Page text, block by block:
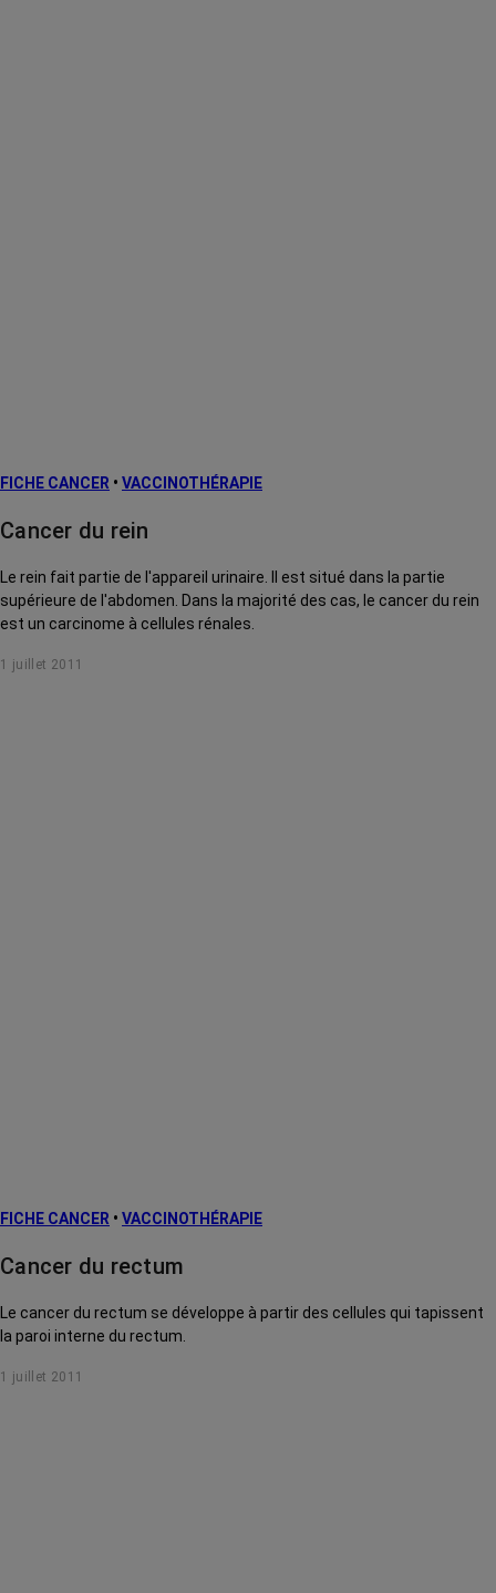
FICHE CANCER • VACCINOTHÉRAPIE
Cancer du rein
Le rein fait partie de l'appareil urinaire. Il est situé dans la partie
supérieure de l'abdomen. Dans la majorité des cas, le cancer du rein
est un carcinome à cellules rénales.
1 juillet 2011
FICHE CANCER • VACCINOTHÉRAPIE
Cancer du rectum
Le cancer du rectum se développe à partir des cellules qui tapissent
la paroi interne du rectum.
1 juillet 2011